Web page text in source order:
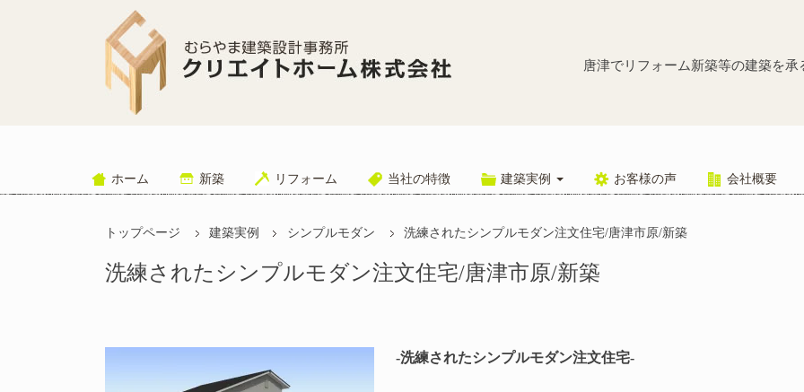
唐津でリフォーム新築等の建築を承
ホーム 新築 リフォーム 当社の特徴 建築実例 お客様の声 会社概要
トップページ 建築実例 シンプルモダン 洗練されたシンプルモダン注文住宅/唐津市原/新築
洗練されたシンプルモダン注文住宅/唐津市原/新築
-洗練されたシンプルモダン注文住宅-